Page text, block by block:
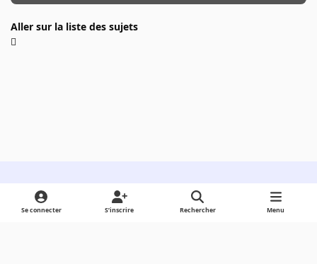
Aller sur la liste des sujets
Light ModeDark ModeSystem Preference
Se connecter S’inscrire Rechercher Menu